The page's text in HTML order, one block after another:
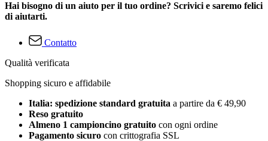
Hai bisogno di un aiuto per il tuo ordine? Scrivici e saremo felici
di aiutarti.
Contatto
Qualità verificata
Shopping sicuro e affidabile
Italia: spedizione standard gratuita a partire da € 49,90
Reso gratuito
Almeno 1 campioncino gratuito con ogni ordine
Pagamento sicuro con crittografia SSL